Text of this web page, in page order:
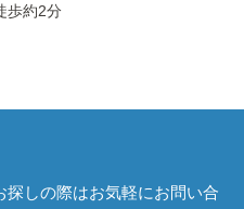
歩約2分
探しの際はお気軽にお問い合